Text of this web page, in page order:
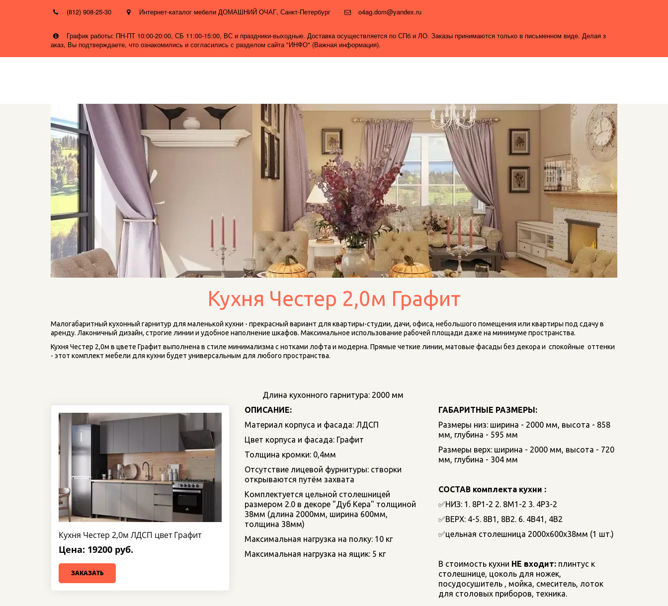
(812) 908-25-30 Интернет-каталог мебели ДОМАШНИЙ ОЧАГ, Санкт-Петербург o4ag.dom@yandex.ru
График работы: ПН-ПТ 10:00-20:00, СБ 11:00-15:00, ВС и праздники-выходные. Доставка осуществляется по СПб и ЛО. Заказы принимаются только в письменном виде. Делая з
аказ, Вы подтверждаете, что ознакомились и согласились с разделом сайта "ИНФО" (Важная информация).
Кухня Честер 2,0м Графит
Малогабаритный кухонный гарнитур для маленькой кухни - прекрасный вариант для квартиры-студии, дачи, офиса, небольшого помещения или квартиры под сдачу в
аренду. Лаконичный дизайн, строгие линии и удобное наполнение шкафов. Максимальное использование рабочей площади даже на минимуме пространства.
Кухня Честер 2,0м в цвете Графит выполнена в стиле минимализма с нотками лофта и модерна. Прямые четкие линии, матовые фасады без декора и  спокойные  оттенки
- этот комплект мебели для кухни будет универсальным для любого пространства.
Длина кухонного гарнитура: 2000 мм
Кухня Честер 2,0м ЛДСП цвет Графит
Цена: 19200 руб.
ЗАКАЗАТЬ
ОПИСАНИЕ:
Материал корпуса и фасада: ЛДСП
Цвет корпуса и фасада: Графит
Толщина кромки: 0,4мм
Отсутствие лицевой фурнитуры: створки
открываются путём захвата
Комплектуется цельной столешницей
размером 2.0 в декоре "Дуб Кера" толщиной
38мм (длина 2000мм, ширина 600мм,
толщина 38мм)
Максимальная нагрузка на полку: 10 кг
Максимальная нагрузка на ящик: 5 кг
ГАБАРИТНЫЕ РАЗМЕРЫ:
Размеры низ: ширина - 2000 мм, высота - 858
мм, глубина - 595 мм
Размеры верх: ширина - 2000 мм, высота - 720
мм, глубина - 304 мм
СОСТАВ комплекта кухни :
✅НИЗ: 1. 8Р1-2 2. 8М1-2 3. 4Р3-2
✅ВЕРХ: 4-5. 8В1, 8В2. 6. 4В41, 4В2
✅цельная столешница 2000х600х38мм (1 шт.)
В стоимость кухни НЕ входит: плинтус к
столешнице, цоколь для ножек,
посудосушитель , мойка, смеситель, лоток
для столовых приборов, техника.